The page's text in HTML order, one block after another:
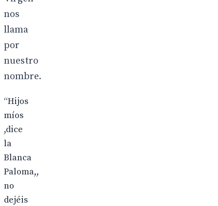
nos
llama
por
nuestro
nombre.
“Hijos
míos
,dice
la
Blanca
Paloma,,
no
dejéis